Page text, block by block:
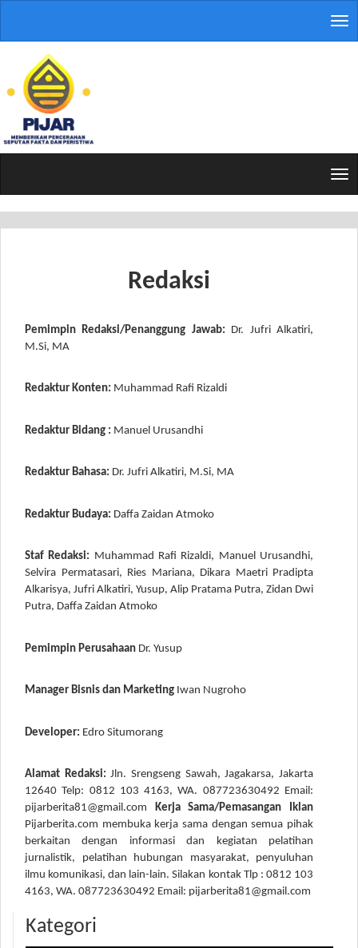
Redaksi
Pemimpin Redaksi/Penanggung Jawab: Dr. Jufri Alkatiri,
M.Si, MA
Redaktur Konten: Muhammad Rafi Rizaldi
Redaktur Bidang : Manuel Urusandhi
Redaktur Bahasa: Dr. Jufri Alkatiri, M.Si, MA
Redaktur Budaya: Daffa Zaidan Atmoko
Staf Redaksi: Muhammad Rafi Rizaldi, Manuel Urusandhi,
Selvira Permatasari, Ries Mariana, Dikara Maetri Pradipta
Alkarisya, Jufri Alkatiri, Yusup, Alip Pratama Putra, Zidan Dwi
Putra, Daffa Zaidan Atmoko
Pemimpin Perusahaan Dr. Yusup
Manager Bisnis dan Marketing Iwan Nugroho
Developer: Edro Situmorang
Alamat Redaksi: Jln. Srengseng Sawah, Jagakarsa, Jakarta
12640 Telp: 0812 103 4163, WA. 087723630492 Email:
pijarberita81@gmail.com Kerja Sama/Pemasangan Iklan
Pijarberita.com membuka kerja sama dengan semua pihak
berkaitan dengan informasi dan kegiatan pelatihan
jurnalistik, pelatihan hubungan masyarakat, penyuluhan
ilmu komunikasi, dan lain-lain. Silakan kontak Tlp : 0812 103
4163, WA. 087723630492 Email: pijarberita81@gmail.com
Kategori